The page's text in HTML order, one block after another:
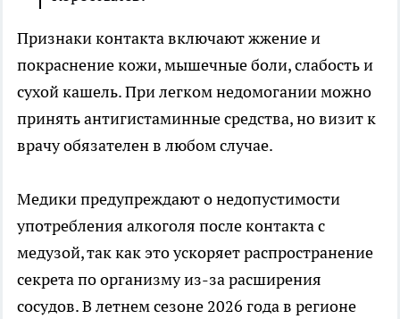
Признаки контакта включают жжение и
покраснение кожи, мышечные боли, слабость и
сухой кашель. При легком недомогании можно
принять антигистаминные средства, но визит к
врачу обязателен в любом случае.
Медики предупреждают о недопустимости
употребления алкоголя после контакта с
медузой, так как это ускоряет распространение
секрета по организму из-за расширения
сосудов. В летнем сезоне 2026 года в регионе